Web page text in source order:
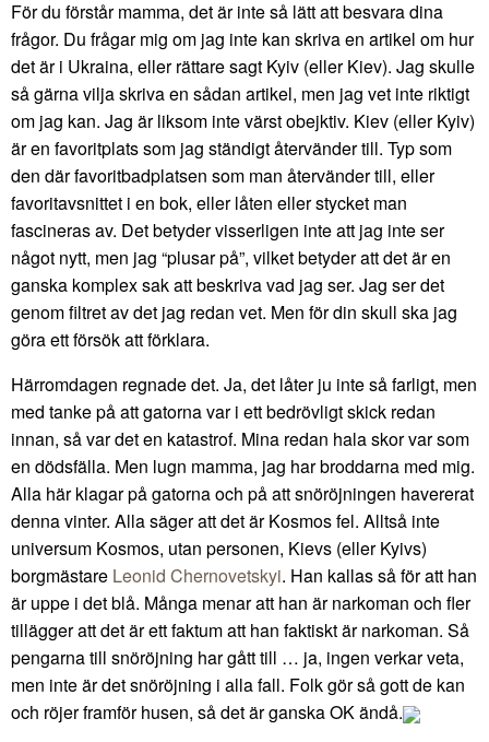
För du förstår mamma, det är inte så lätt att besvara dina
frågor. Du frågar mig om jag inte kan skriva en artikel om hur
det är i Ukraina, eller rättare sagt Kyiv (eller Kiev). Jag skulle
så gärna vilja skriva en sådan artikel, men jag vet inte riktigt
om jag kan. Jag är liksom inte värst obejktiv. Kiev (eller Kyiv)
är en favoritplats som jag ständigt återvänder till. Typ som
den där favoritbadplatsen som man återvänder till, eller
favoritavsnittet i en bok, eller låten eller stycket man
fascineras av. Det betyder visserligen inte att jag inte ser
något nytt, men jag “plusar på”, vilket betyder att det är en
ganska komplex sak att beskriva vad jag ser. Jag ser det
genom filtret av det jag redan vet. Men för din skull ska jag
göra ett försök att förklara.
Härromdagen regnade det. Ja, det låter ju inte så farligt, men
med tanke på att gatorna var i ett bedrövligt skick redan
innan, så var det en katastrof. Mina redan hala skor var som
en dödsfälla. Men lugn mamma, jag har broddarna med mig.
Alla här klagar på gatorna och på att snöröjningen havererat
denna vinter. Alla säger att det är Kosmos fel. Alltså inte
universum Kosmos, utan personen, Kievs (eller Kyivs)
borgmästare Leonid Chernovetskyi. Han kallas så för att han
är uppe i det blå. Många menar att han är narkoman och fler
tillägger att det är ett faktum att han faktiskt är narkoman. Så
pengarna till snöröjning har gått till … ja, ingen verkar veta,
men inte är det snöröjning i alla fall. Folk gör så gott de kan
och röjer framför husen, så det är ganska OK ändå.